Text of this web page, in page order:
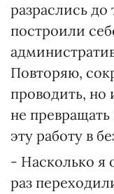
разраслись до
построили
Повторяю,
проводить, но
не превращать
эту работу в
- Насколько я
раз